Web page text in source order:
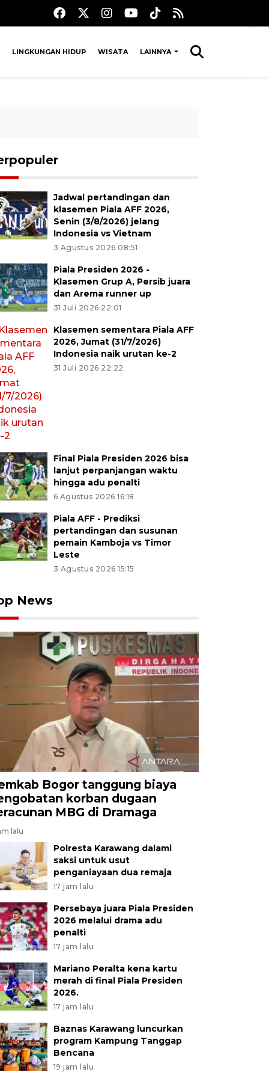
LINGKUNGAN HIDUP WISATA LAINNYA
Jadwal pertandingan dan
klasemen Piala AFF 2026,
Senin (3/8/2026) jelang
Indonesia vs Vietnam
3 Agustus 2026 08:51
Piala Presiden 2026 -
Klasemen Grup A, Persib juara
dan Arema runner up
31 Juli 2026 22:01
Klasemen sementara Piala AFF
2026, Jumat (31/7/2026)
Indonesia naik urutan ke-2
31 Juli 2026 22:22
Final Piala Presiden 2026 bisa
lanjut perpanjangan waktu
hingga adu penalti
6 Agustus 2026 16:18
Piala AFF - Prediksi
pertandingan dan susunan
pemain Kamboja vs Timor
Leste
3 Agustus 2026 15:15
News
Bogor tanggung biaya
korban dugaan
MBG di Dramaga
lalu
Polresta Karawang dalami
saksi untuk usut
penganiayaan dua remaja
17 jam lalu
Persebaya juara Piala Presiden
2026 melalui drama adu
penalti
17 jam lalu
Mariano Peralta kena kartu
merah di final Piala Presiden
2026.
17 jam lalu
Baznas Karawang luncurkan
program Kampung Tanggap
Bencana
19 jam lalu